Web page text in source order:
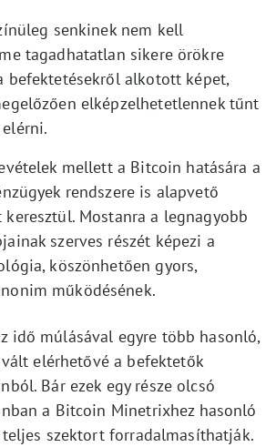
senkinek nem kell
tagadhatatlan sikere örökre
befektetésekről alkotott képet,
elképzelhetetlennek tűnt
mellett a Bitcoin hatására a
rendszere is alapvető
Mostanra a legnagyobb
szerves részét képezi a
köszönhetően gyors,
működésének.
idő múlásával egyre több hasonló,
elérhetővé a befektetők
Bár ezek egy része olcsó
a Bitcoin Minetrixhez hasonló
szektort forradalmasíthatják.